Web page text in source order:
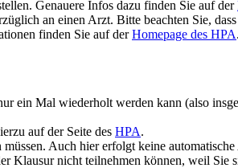
Genauere Infos dazu finden Sie auf der
an einen Arzt. Bitte beachten Sie,
finden Sie auf derHomepage des HPA.
ein Mal wiederholt werden kann (also
auf der Seite des HPA.
Auch hier erfolgt keine
Klausur nicht teilnehmen können, weil Sie